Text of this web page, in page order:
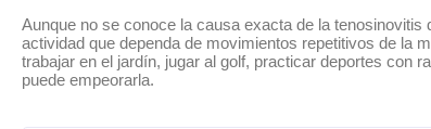
Aunque no se conoce la causa exacta de la tenosinovitis
actividad que dependa de movimientos repetitivos de la
trabajar en el jardín, jugar al golf, practicar deportes con
puede empeorarla.